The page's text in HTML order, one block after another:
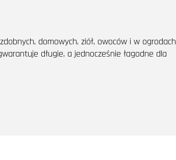
domowych, ziół, owoców i w ogrodach
długie, a jednocześnie łagodne dla